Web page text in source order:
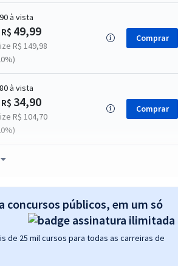
à vista
R$ 49,99
R$ 149,98
Comprar
à vista
R$ 34,90
R$ 104,70
Comprar
R$ 111,58
à vista
Comprar
concursos públicos, em um só
de 25 mil cursos para todas as carreiras de